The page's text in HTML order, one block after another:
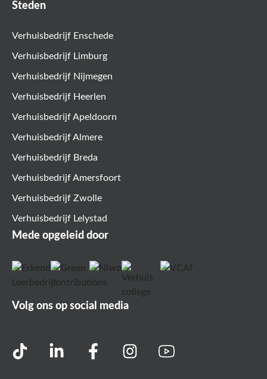
Steden
Verhuisbedrijf Enschede
Verhuisbedrijf Limburg
Verhuisbedrijf Nijmegen
Verhuisbedrijf Heerlen
Verhuisbedrijf Apeldoorn
Verhuisbedrijf Almere
Verhuisbedrijf Breda
Verhuisbedrijf Amersfoort
Verhuisbedrijf Zwolle
Verhuisbedrijf Lelystad
Mede opgeleid door
Volg ons op social media